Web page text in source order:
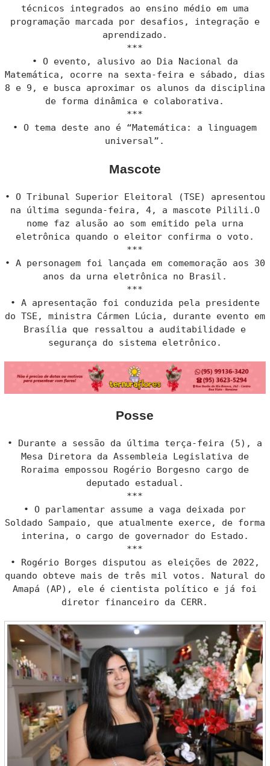
técnicos integrados ao ensino médio em uma
programação marcada por desafios, integração e
aprendizado.
***
• O evento, alusivo ao Dia Nacional da
Matemática, ocorre na sexta-feira e sábado, dias
8 e 9, e busca aproximar os alunos da disciplina
de forma dinâmica e colaborativa.
***
• O tema deste ano é “Matemática: a linguagem
universal”.
Mascote
• O Tribunal Superior Eleitoral (TSE) apresentou
na última segunda-feira, 4, a mascote Pilili.O
nome faz alusão ao som emitido pela urna
eletrônica quando o eleitor confirma o voto.
***
• A personagem foi lançada em comemoração aos 30
anos da urna eletrônica no Brasil.
***
• A apresentação foi conduzida pela presidente
do TSE, ministra Cármen Lúcia, durante evento em
Brasília que ressaltou a auditabilidade e
segurança do sistema eletrônico.
Posse
• Durante a sessão da última terça-feira (5), a
Mesa Diretora da Assembleia Legislativa de
Roraima empossou Rogério Borgesno cargo de
deputado estadual.
***
• O parlamentar assume a vaga deixada por
Soldado Sampaio, que atualmente exerce, de forma
interina, o cargo de governador do Estado.
***
• Rogério Borges disputou as eleições de 2022,
quando obteve mais de três mil votos. Natural do
Amapá (AP), ele é cientista político e já foi
diretor financeiro da CERR.